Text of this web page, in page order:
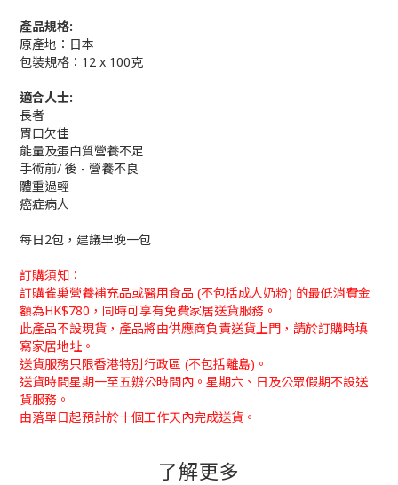
產品規格:
原產地：日本
包裝規格：12 x 100克
適合人士:
長者
胃口欠佳
能量及蛋白質營養不足
手術前/ 後 - 營養不良
體重過輕
癌症病人
每日2包，建議早晚一包
訂購須知：
訂購雀巢營養補充品或醫用食品 (不包括成人奶粉) 的最低消費金
額為HK$780，同時可享有免費家居送貨服務。
此產品不設現貨，產品將由供應商負責送貨上門，請於訂購時填
寫家居地址。
送貨服務只限香港特別行政區 (不包括離島)。
送貨時間星期一至五辦公時間內。星期六、日及公眾假期不設送
貨服務。
由落單日起預計於十個工作天內完成送貨。
了解更多